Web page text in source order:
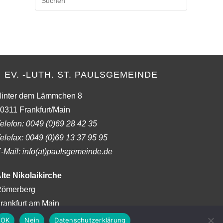
Escape
EV. -LUTH. ST. PAULSGEMEINDE
dem Lämmchen 8
Frankfurt/Main
0049 (0)69 28 42 35
0049 (0)69 13 37 95 95
Mail: info(at)paulsgemeinde.de
Nikolaikirche
am Main
OK Nein Datenschutzerklärung